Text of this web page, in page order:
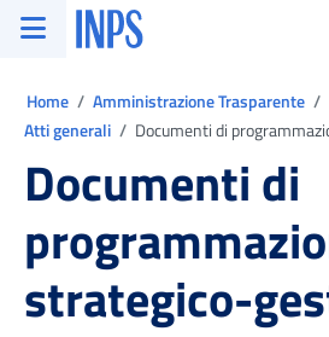
Vai al menu principale
Vai al contenuto principale
Vai al pie' di pagina
INPS ()
Home Amministrazione Trasparente
Atti generali
Documenti di
Documenti di
strategico-